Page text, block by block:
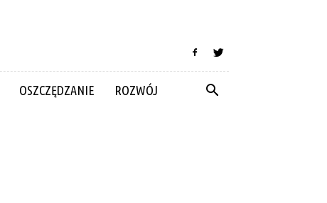
OSZCZĘDZANIE ROZWÓJ